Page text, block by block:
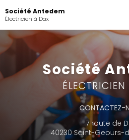
au
contenu
principal
Société Antedem
Électricien à Dax
Société
CONTACTEZ-
7 route de
40230 Saint-Geours-